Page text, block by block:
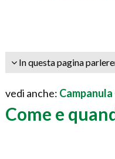
In questa pagina
vedi anche:
Come e